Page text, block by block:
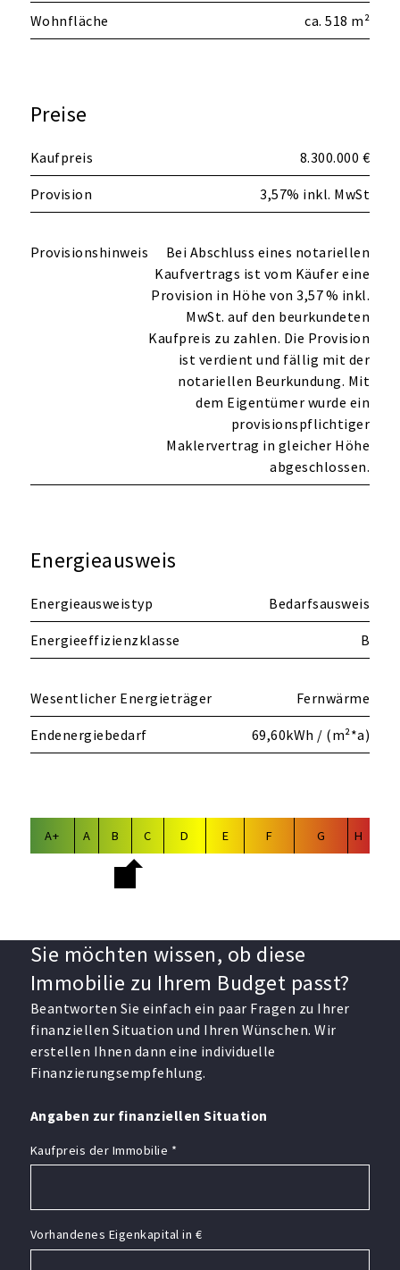
Wohnfläche ca. 518 m²
Preise
Kaufpreis 8.300.000 €
Provision 3,57% inkl. MwSt
Provisionshinweis
Bei Abschluss eines notariellen
Kaufvertrags ist vom Käufer eine
Provision in Höhe von 3,57 % inkl.
MwSt. auf den beurkundeten
Kaufpreis zu zahlen. Die Provision
ist verdient und fällig mit der
notariellen Beurkundung. Mit
dem Eigentümer wurde ein
provisionspflichtiger
Maklervertrag in gleicher Höhe
abgeschlossen.
Energieausweis
Energieausweistyp Bedarfsausweis
Energieeffizienzklasse B
Wesentlicher Energieträger Fernwärme
Endenergiebedarf 69,60kWh / (m²*a)
A+ A B C D E F G H
Sie möchten wissen, ob diese
Immobilie zu Ihrem Budget passt?
Beantworten Sie einfach ein paar Fragen zu Ihrer
finanziellen Situation und Ihren Wünschen. Wir
erstellen Ihnen dann eine individuelle
Finanzierungsempfehlung.
Angaben zur finanziellen Situation
Kaufpreis der Immobilie *
Vorhandenes Eigenkapital in €